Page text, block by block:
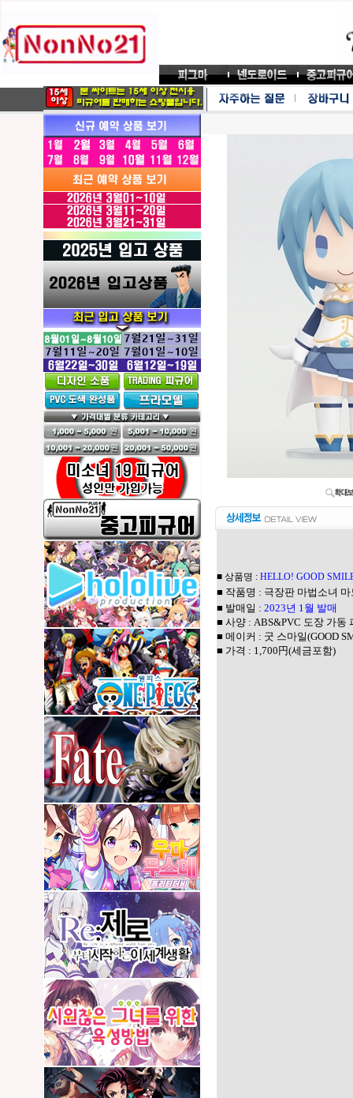
■ 상품명 : HELLO! GOOD
■ 작품명 : 극장판 마법소녀
■ 발매일 : 2023년 1월 발매
■ 사양 : ABS&PVC 도장 가동
■ 메이커 : 굿 스마일(GOOD
■ 가격 : 1,700円(세금포함)